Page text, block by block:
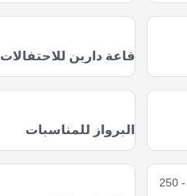
قاعة دارين للاحتفالات
البرواز للمناسبات